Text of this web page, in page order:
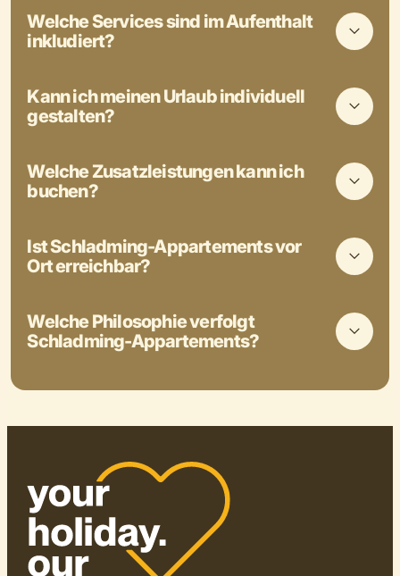
Welche Services sind im Aufenthalt
inkludiert?
Kann ich meinen Urlaub individuell
gestalten?
Welche Zusatzleistungen kann ich
buchen?
Ist Schladming-Appartements vor
Ort erreichbar?
Welche Philosophie verfolgt
Schladming-Appartements?